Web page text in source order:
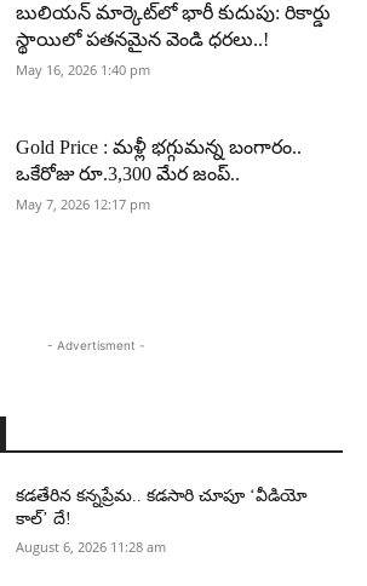
బులియన్ మార్కెట్‌లో భారీ కుదుపు: రికార్డు
స్థాయిలో పతనమైన వెండి ధరలు..!
May 16, 2026 1:40 pm
Gold Price : మళ్లీ భగ్గుమన్న బంగారం..
ఒకేరోజు రూ.3,300 మేర జంప్..
May 7, 2026 12:17 pm
- Advertisment -
కడతేరిన కన్నప్రేమ.. కడసారి చూపూ ‘వీడియో
కాల్’ దే!
August 6, 2026 11:28 am